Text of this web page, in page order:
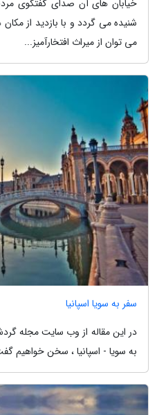
خیابان های آن صدای گفتگوی
شنیده می گردد و با بازدید از
می توان از میراث افتخارآمیز...
سفر به سویا اسپانیا
در این مقاله از وب سایت مجله
به سویا - اسپانیا ، سخن خواهیم